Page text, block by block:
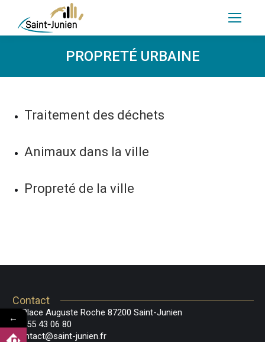
PROPRETÉ URBAINE
Traitement des déchets
Animaux dans la ville
Propreté de la ville
Contact
2 Place Auguste Roche 87200 Saint-Junien
05 55 43 06 80
contact@saint-junien.fr
←